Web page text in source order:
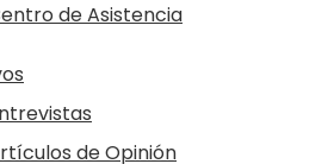
de Asistencia
de Opinión